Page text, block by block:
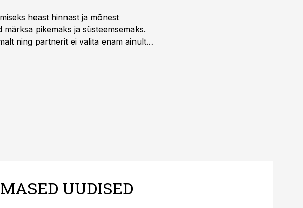
heast hinnast ja mõnest
pikemaks ja süsteemsemaks.
ning partnerit ei valita enam ainult
UUDISED